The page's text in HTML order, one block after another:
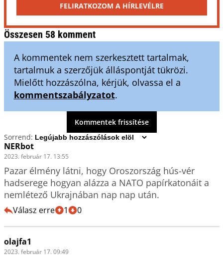
FELIRATKOZOM A HÍRLEVÉLRE
Összesen 58 komment
A kommentek nem szerkesztett tartalmak,
tartalmuk a szerzőjük álláspontját tükrözi.
Mielőtt hozzászólna, kérjük, olvassa el a
kommentszabályzatot.
Kommentek frissítése
Sorrend:
NERbot
2023. február 17. 13:55
Pazar élmény látni, hogy Oroszország hús-vér
hadserege hogyan alázza a NATO papírkatonáit a
nemlétező Ukrajnában nap nap után.
Válasz erre 1 0
olajfa1
2023. február 17. 09:49